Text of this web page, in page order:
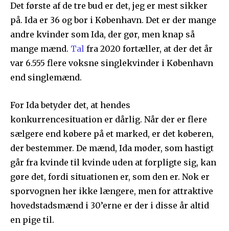
Det første af de tre bud er det, jeg er mest sikker
på. Ida er 36 og bor i København. Det er der mange
andre kvinder som Ida, der gør, men knap så
mange mænd. Tal fra 2020 fortæller, at der det år
var 6.555 flere voksne singlekvinder i København
end singlemænd.
For Ida betyder det, at hendes
konkurrencesituation er dårlig. Når der er flere
sælgere end købere på et marked, er det køberen,
der bestemmer. De mænd, Ida møder, som hastigt
går fra kvinde til kvinde uden at forpligte sig, kan
gøre det, fordi situationen er, som den er. Nok er
sporvognen her ikke længere, men for attraktive
hovedstadsmænd i 30’erne er der i disse år altid
en pige til.